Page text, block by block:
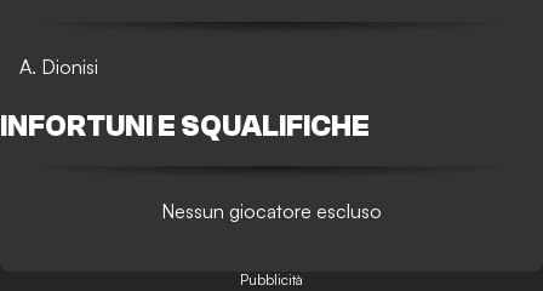
A. Dionisi
INFORTUNI E SQUALIFICHE
Nessun giocatore escluso
Pubblicità